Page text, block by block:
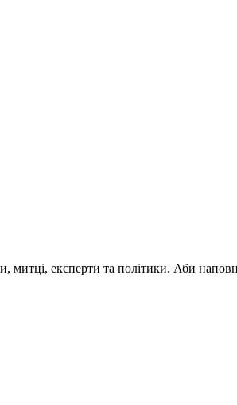
митці, експерти та політики. Аби